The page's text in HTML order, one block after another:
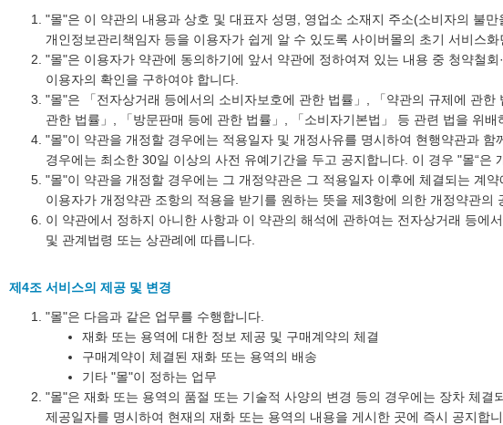
"몰"은 이 약관의 내용과 상호 및 대표자 성명, 영업소 소재지 주소(소비자의 불
개인정보관리책임자 등을 이용자가 쉽게 알 수 있도록 사이버몰의 초기 서비스
"몰"은 이용자가 약관에 동의하기에 앞서 약관에 정하여져 있는 내용 중 청약철
이용자의 확인을 구하여야 합니다.
"몰"은 「전자상거래 등에서의 소비자보호에 관한 법률」, 「약관의 규제에 관
관한 법률」, 「방문판매 등에 관한 법률」, 「소비자기본법」 등 관련 법을 위
"몰"이 약관을 개정할 경우에는 적용일자 및 개정사유를 명시하여 현행약관과
경우에는 최소한 30일 이상의 사전 유예기간을 두고 공지합니다. 이 경우 "몰“
"몰"이 약관을 개정할 경우에는 그 개정약관은 그 적용일자 이후에 체결되는 계
이용자가 개정약관 조항의 적용을 받기를 원하는 뜻을 제3항에 의한 개정약관의
이 약관에서 정하지 아니한 사항과 이 약관의 해석에 관하여는 전자상거래 등에
및 관계법령 또는 상관례에 따릅니다.
제4조 서비스의 제공 및 변경
"몰"은 다음과 같은 업무를 수행합니다.
재화 또는 용역에 대한 정보 제공 및 구매계약의 체결
구매계약이 체결된 재화 또는 용역의 배송
기타 "몰"이 정하는 업무
"몰"은 재화 또는 용역의 품절 또는 기술적 사양의 변경 등의 경우에는 장차 체
제공일자를 명시하여 현재의 재화 또는 용역의 내용을 게시한 곳에 즉시 공지합니